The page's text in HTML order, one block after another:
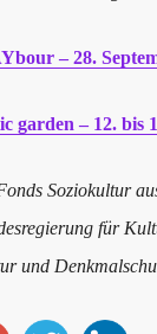
– 28.
garden – 12. bis
Soziokultur
für
und